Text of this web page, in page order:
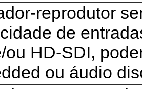
reprodutor
de
ou HD-SDI,
ou áudio